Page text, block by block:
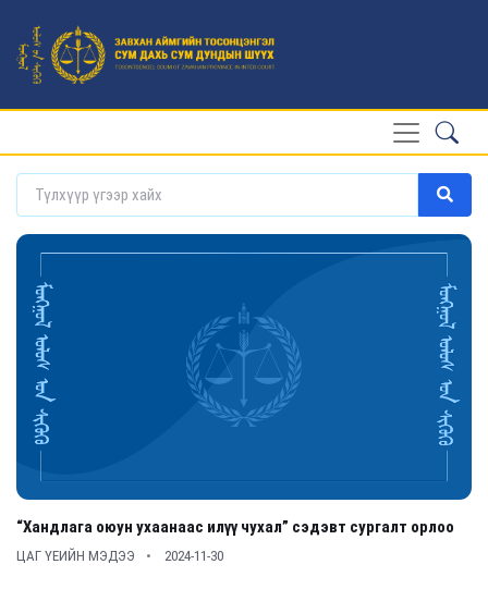
“Хандлага оюун ухаанаас илүү чухал” сэдэвт сургалт орлоо
ЦАГ ҮЕИЙН МЭДЭЭ 2024-11-30